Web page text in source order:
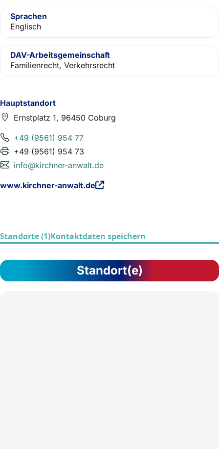
Hauptstandort
Ernstplatz 1, 96450 Coburg
+49 (9561) 954 77
+49 (9561) 954 73
info@kirchner-anwalt.de
www.kirchner-anwalt.de
Sprachen
Englisch
DAV-Arbeitsgemeinschaft
Familienrecht, Verkehrsrecht
Standorte (1)Kontaktdaten speichern
Standort(e)